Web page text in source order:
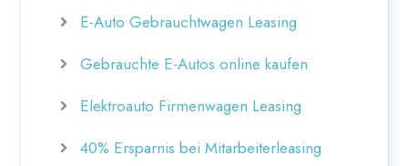
E-Auto Gebrauchtwagen Leasing
Gebrauchte E-Autos online kaufen
Elektroauto Firmenwagen Leasing
40% Ersparnis bei Mitarbeiterleasing